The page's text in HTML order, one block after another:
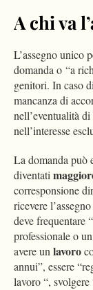
A chi va
L’assegno unico
domanda o “a
genitori. In caso
mancanza di
nell’eventualità
nell’interesse
La domanda può
diventati
corresponsione
ricevere l’assegno
deve frequentare
professionale o
avere unlavoro
annui”, essere
lavoro “, svolgere